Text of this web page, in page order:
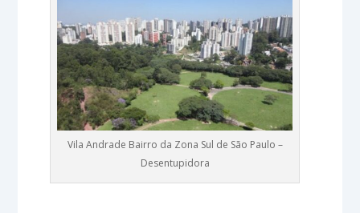
Vila Andrade Bairro da Zona Sul de São Paulo –
Desentupidora